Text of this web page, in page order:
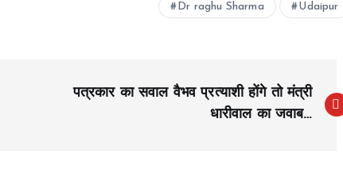
Dr raghu Sharma Udaipur
पत्रकार का सवाल वैभव प्रत्याशी होंगे तो मंत्री
धारीवाल का जवाब…